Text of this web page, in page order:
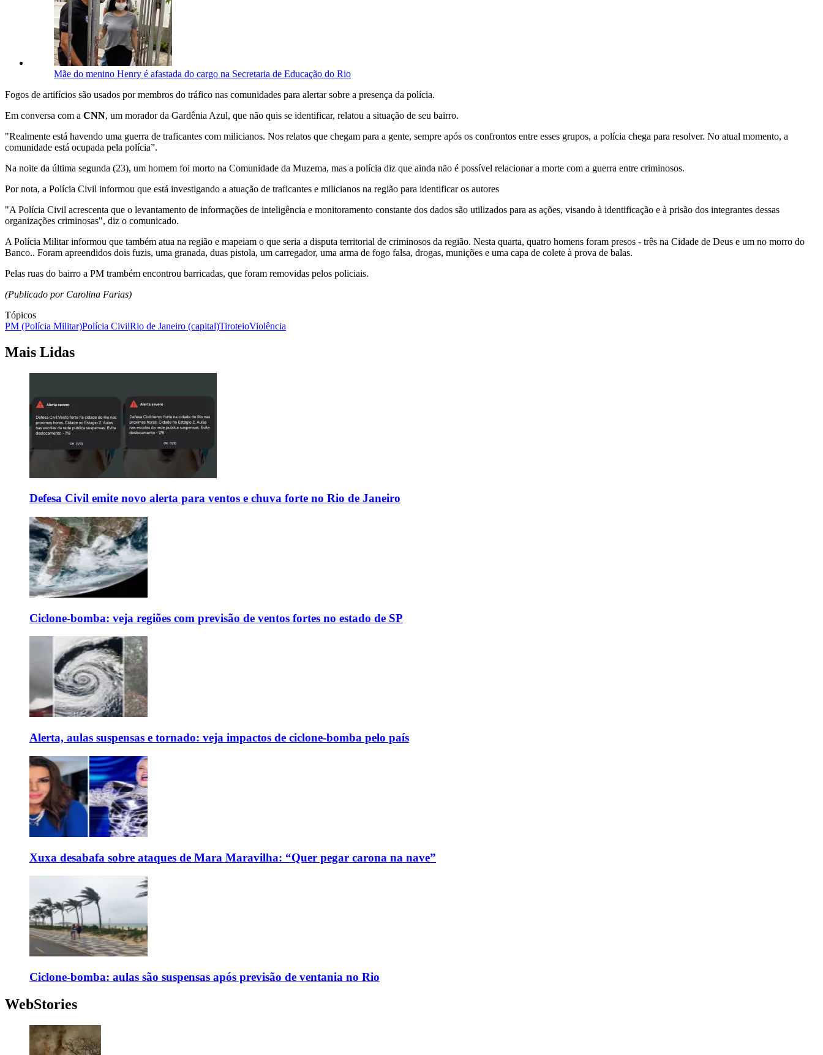
Mãe do menino Henry é afastada do cargo na Secretaria de Educação do Rio
Fogos de artifícios são usados por membros do tráfico nas comunidades para alertar sobre a presença da polícia.
Em conversa com a CNN, um morador da Gardênia Azul, que não quis se identificar, relatou a situação de seu bairro.
"Realmente está havendo uma guerra de traficantes com milicianos. Nos relatos que chegam para a gente, sempre após os confrontos entre esses grupos, a polícia chega para resolver. No atual momento, a
comunidade está ocupada pela polícia”.
Na noite da última segunda (23), um homem foi morto na Comunidade da Muzema, mas a polícia diz que ainda não é possível relacionar a morte com a guerra entre criminosos.
Por nota, a Polícia Civil informou que está investigando a atuação de traficantes e milicianos na região para identificar os autores
"A Polícia Civil acrescenta que o levantamento de informações de inteligência e monitoramento constante dos dados são utilizados para as ações, visando à identificação e à prisão dos integrantes dessas
organizações criminosas", diz o comunicado.
A Polícia Militar informou que também atua na região e mapeiam o que seria a disputa territorial de criminosos da região. Nesta quarta, quatro homens foram presos - três na Cidade de Deus e um no morro do
Banco.. Foram apreendidos dois fuzis, uma granada, duas pistola, um carregador, uma arma de fogo falsa, drogas, munições e uma capa de colete à prova de balas.
Pelas ruas do bairro a PM trambém encontrou barricadas, que foram removidas pelos policiais.
(Publicado por Carolina Farias)
Tópicos
PM (Polícia Militar)Polícia CivilRio de Janeiro (capital)TiroteioViolência
Mais Lidas
Defesa Civil emite novo alerta para ventos e chuva forte no Rio de Janeiro
Ciclone-bomba: veja regiões com previsão de ventos fortes no estado de SP
Alerta, aulas suspensas e tornado: veja impactos de ciclone-bomba pelo país
Xuxa desabafa sobre ataques de Mara Maravilha: “Quer pegar carona na nave”
Ciclone-bomba: aulas são suspensas após previsão de ventania no Rio
WebStories